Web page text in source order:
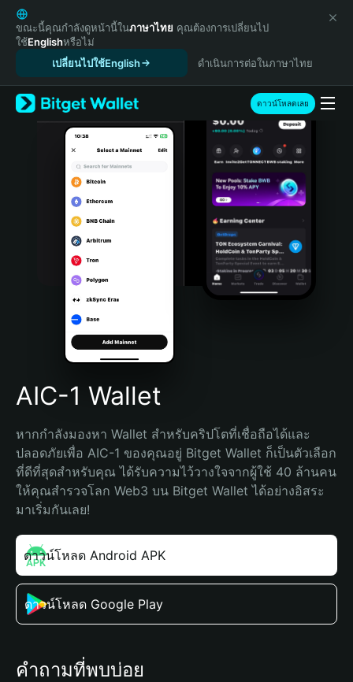
English
日本語
Tiếng Việt
Español (Latinoamérica)
Türkçe
Italiano
Português (Portugal)
Bahasa Indonesia
Português (Brasil)
Español (Argentina)
ขณะนี้คุณกำลังดูหน้านี้ในภาษาไทย คุณต้องการเปลี่ยนไป
ใช้Englishหรือไม่
เปลี่ยนไปใช้English
ดำเนินการต่อในภาษาไทย
ดาวน์โหลดเลย
AIC-1 Wallet
หากกำลังมองหา Wallet สำหรับคริปโตที่เชื่อถือได้และ
ปลอดภัยเพื่อ AIC-1 ของคุณอยู่ Bitget Wallet ก็เป็นตัวเลือก
ที่ดีที่สุดสำหรับคุณ ได้รับความไว้วางใจจากผู้ใช้ 40 ล้านคน
ให้คุณสำรวจโลก Web3 บน Bitget Wallet ได้อย่างอิสระ
มาเริ่มกันเลย!
ดาวน์โหลด Android APK
ดาวน์โหลด Google Play
คำถามที่พบบ่อย